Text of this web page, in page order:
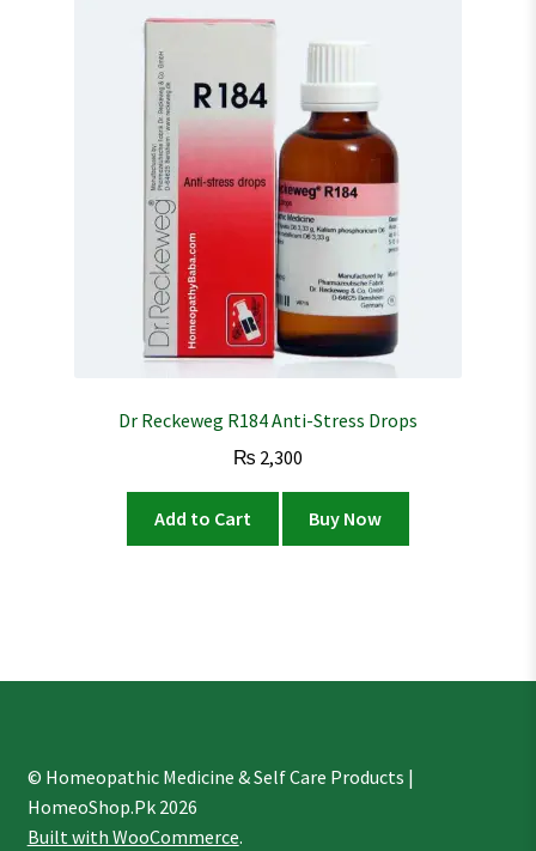
Dr Reckeweg R184 Anti-Stress Drops
₨ 2,300
Add to Cart Buy Now
© Homeopathic Medicine & Self Care Products |
HomeoShop.Pk 2026
Built with WooCommerce.